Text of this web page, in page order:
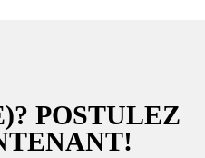
POSTULEZ